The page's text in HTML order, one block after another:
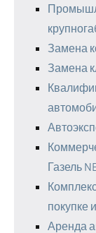
Замена
Замена
Газель
покупке
Аренда